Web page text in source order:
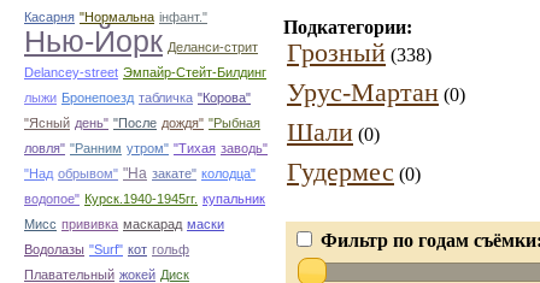
Касарня "Нормальна інфант."
Нью-Йорк Деланси-стрит
Delancey-street Эмпайр-Стейт-Билдинг
лыжи Бронепоезд табличка "Корова"
"Ясный день" "После дождя" "Рыбная
ловля" "Ранним утром" "Тихая заводь"
"Над обрывом" "На закате" колодца"
водопое" Курск.1940-1945гг. купальник
Мисс прививка маскарад маски
Водолазы "Surf" кот гольф
Плавательный жокей Диск
Подкатегории:
Грозный (338)
Урус-Мартан (0)
Шали (0)
Гудермес (0)
Фильтр по годам